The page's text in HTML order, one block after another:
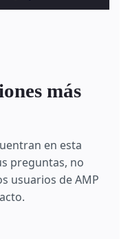
más
en esta
preguntas, no
usuarios de AMP